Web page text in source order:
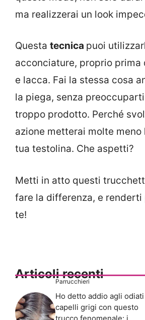
ma realizzerai un look
Questa tecnica puoi
acconciature, proprio prima
e lacca. Fai la stessa cosa
la piega, senza
troppo prodotto. Perché
azione metterai molte meno
tua testolina. Che aspetti?
Metti in atto questi
fare la differenza, e renderti
te!
Articoli recenti
Parrucchieri
Ho detto addio agli odiati
capelli grigi con questo